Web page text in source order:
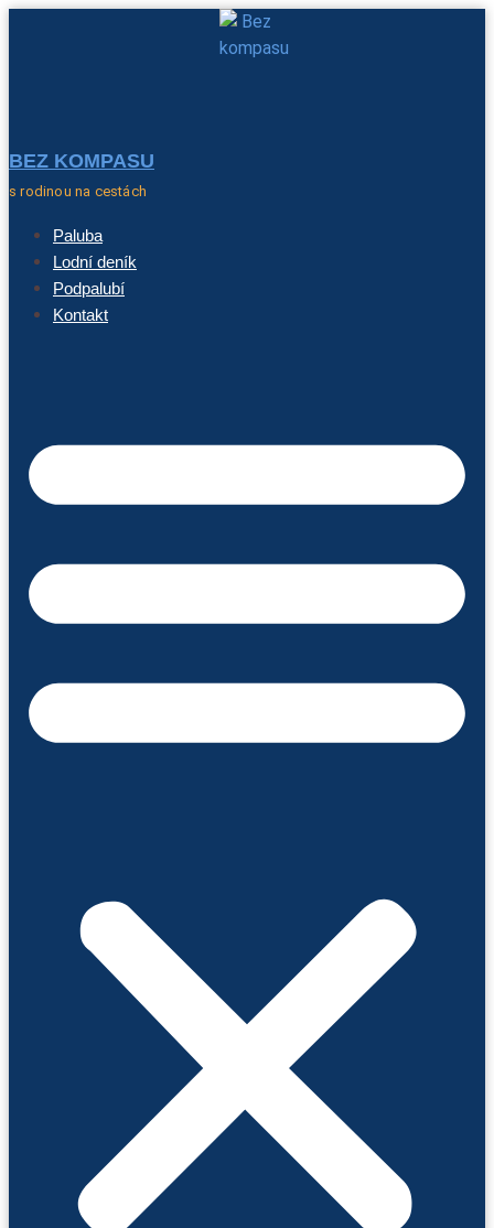
BEZ KOMPASU
s rodinou na cestách
Paluba
Lodní deník
Podpalubí
Kontakt